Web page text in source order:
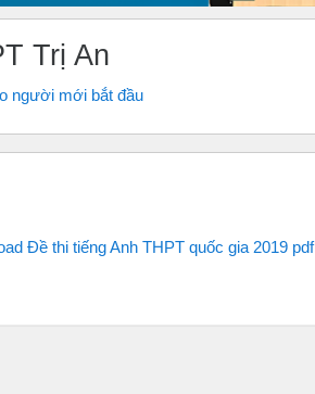
Trị An
người mới bắt đầu
Đề thi tiếng Anh THPT quốc gia 2019 pdf